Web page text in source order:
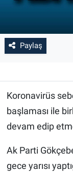
Paylaş
Koronavirüs
başlaması ile
devam edip
Ak Parti
gece yarısı